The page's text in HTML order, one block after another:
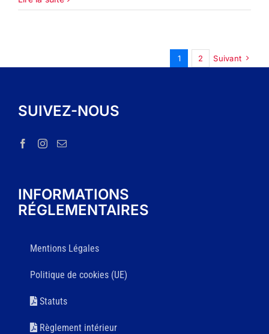
1 2 Suivant
SUIVEZ-NOUS
INFORMATIONS
RÉGLEMENTAIRES
Mentions Légales
Politique de cookies (UE)
Statuts
Règlement intérieur